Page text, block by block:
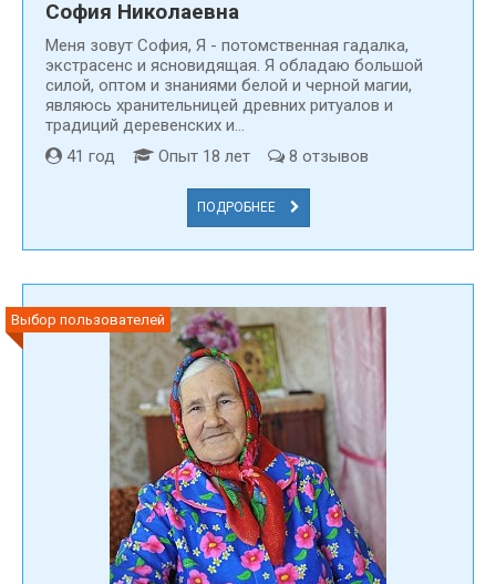
София Николаевна
Меня зовут Cофия, Я - потомственная гадалка,
экстрасенс и ясновидящая. Я обладаю большой
силой, оптом и знаниями белой и черной магии,
являюсь хранительницей древних ритуалов и
традиций деревенских и...
41 год
Опыт 18 лет 8 отзывов
ПОДРОБНЕЕ
Выбор пользователей